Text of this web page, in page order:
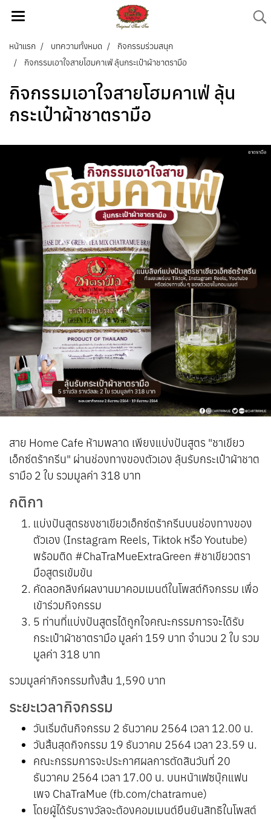
หน้าแรก บทความทั้งหมด
กิจกรรมร่วมสนุก
กิจกรรมเอาใจสายโฮมคาเฟ่ ลุ้นกระเป๋าผ้าชาตรามือ
กิจกรรมเอาใจสายโฮมคาเฟ่ ลุ้น
กระเป๋าผ้าชาตรามือ
สาย Home Cafe ห้ามพลาด เพียงแบ่งปันสูตร "ชาเขียว
เอ็กซ์ตร้ากรีน" ผ่านช่องทางของตัวเอง ลุ้นรับกระเป๋าผ้าชาต
รามือ 2 ใบ รวมมูลค่า 318 บาท
กติกา
แบ่งปันสูตรชงชาเขียวเอ็กซ์ตร้ากรีนบนช่องทางของ
ตัวเอง (Instagram Reels, Tiktok หรือ Youtube)
พร้อมติด #ChaTraMueExtraGreen #ชาเขียวตรา
มือสูตรเข้มข้น
คัดลอกลิงก์ผลงานมาคอมเมนต์ในโพสต์กิจกรรม เพื่อ
เข้าร่วมกิจกรรม
5 ท่านที่แบ่งปันสูตรได้ถูกใจคณะกรรมการจะได้รับ
กระเป๋าผ้าชาตรามือ มูลค่า 159 บาท จำนวน 2 ใบ รวม
มูลค่า 318 บาท
รวมมูลค่ากิจกรรมทั้งสิ้น 1,590 บาท
ระยะเวลากิจกรรม
วันเริ่มต้นกิจกรรม 2 ธันวาคม 2564 เวลา 12.00 น.
วันสิ้นสุดกิจกรรม 19 ธันวาคม 2564 เวลา 23.59 น.
คณะกรรมการจะประกาศผลการตัดสินวันที่ 20
ธันวาคม 2564 เวลา 17.00 น. บนหน้าเฟซบุ๊กแฟน
เพจ ChaTraMue (fb.com/chatramue)
โดยผู้ได้รับรางวัลจะต้องคอมเมนต์ยืนยันสิทธิในโพสต์